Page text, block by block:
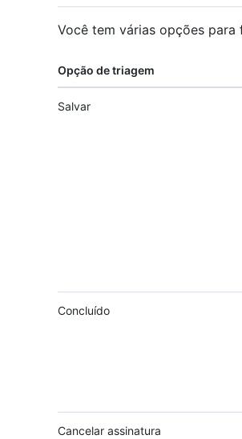
Você tem várias opções
Opção de triagem
Salvar
Concluído
Cancelar assinatura